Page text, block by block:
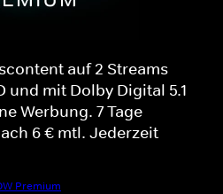
auf 2 Streams
und mit Dolby Digital 5.1
Werbung. 7 Tage
6 € mtl. Jederzeit
Premium